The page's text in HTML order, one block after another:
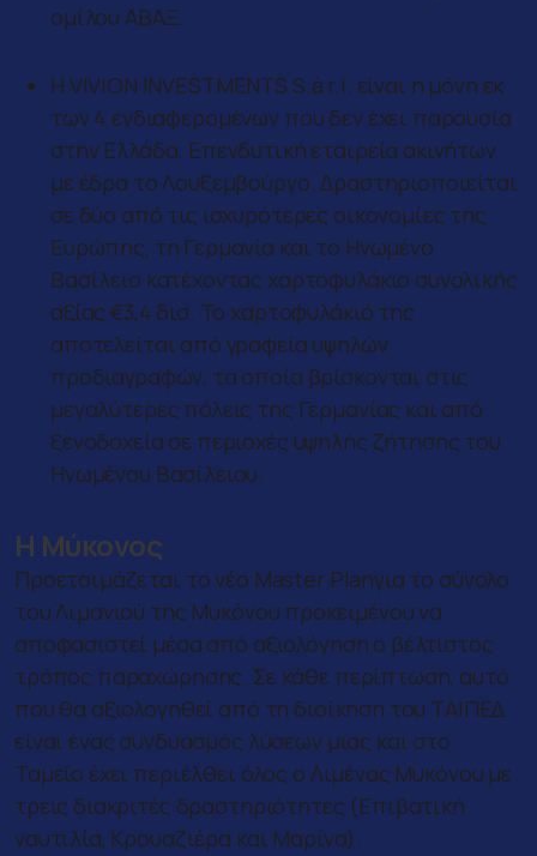
ομίλου ABAΞ.
Η VIVION INVESTMENTS S.à r.l. είναι η μόνη εκ
των 4 ενδιαφερομένων που δεν έχει παρουσία
στην Ελλάδα. Επενδυτική εταιρεία ακινήτων
με έδρα το Λουξεμβούργο. Δραστηριοποιείται
σε δύο από τις ισχυρότερες οικονομίες της
Ευρώπης, τη Γερμανία και το Ηνωμένο
Βασίλειο κατέχοντας χαρτοφυλάκιο συνολικής
αξίας €3,4 δισ. Το χαρτοφυλάκιό της
αποτελείται από γραφεία υψηλών
προδιαγραφών, τα οποία βρίσκονται στις
μεγαλύτερες πόλεις της Γερμανίας και από
ξενοδοχεία σε περιοχές υψηλής ζήτησης του
Ηνωμένου Βασίλειου.
Η Μύκονος
Προετοιμάζεται το νέο Master Planγια το σύνολο
του Λιμανιού της Μυκόνου προκειμένου να
αποφασιστεί μέσα από αξιολόγηση ο βέλτιστος
τρόπος παραχώρησης. Σε κάθε περίπτωση, αυτό
που θα αξιολογηθεί από τη διοίκηση του ΤΑΙΠΕΔ
είναι ένας συνδυασμός λύσεων μιας και στο
Ταμείο έχει περιέλθει όλος ο Λιμένας Μυκόνου με
τρεις διακριτές δραστηριότητες (Επιβατική
ναυτιλία, Κρουαζιέρα και Μαρίνα).